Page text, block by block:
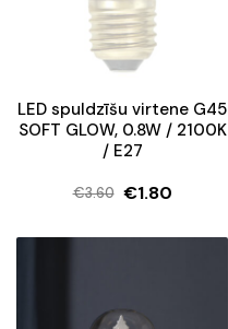
LED spuldzīšu virtene G45
SOFT GLOW, 0.8W / 2100K
/ E27
€3.60
Original
price
€1.80
Current
price